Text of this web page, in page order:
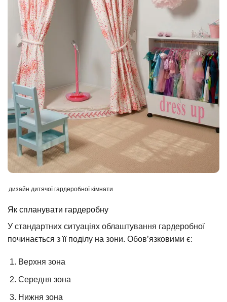
дизайн дитячої гардеробної кімнати
Як спланувати гардеробну
У стандартних ситуаціях облаштування гардеробної
починається з її поділу на зони. Обов’язковими є:
Верхня зона
Середня зона
Нижня зона